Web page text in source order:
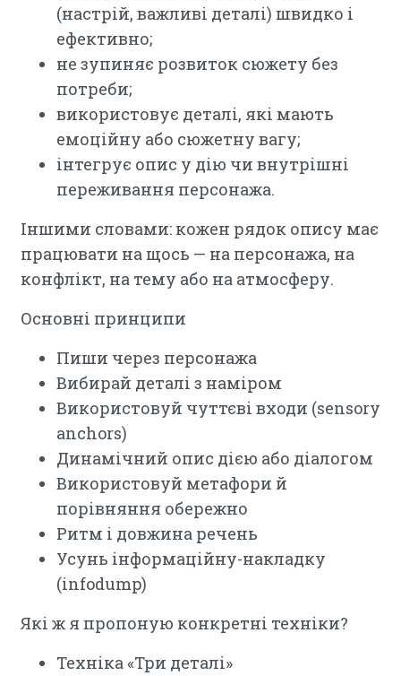
(настрій, важливі деталі) швидко і
ефективно;
не зупиняє розвиток сюжету без
потреби;
використовує деталі, які мають
емоційну або сюжетну вагу;
інтегрує опис у дію чи внутрішні
переживання персонажа.
Іншими словами: кожен рядок опису має
працювати на щось — на персонажа, на
конфлікт, на тему або на атмосферу.
Основні принципи
Пиши через персонажа
Вибирай деталі з наміром
Використовуй чуттєві входи (sensory
anchors)
Динамічний опис дією або діалогом
Використовуй метафори й
порівняння обережно
Ритм і довжина речень
Усунь інформаційну-накладку
(infodump)
Які ж я пропоную конкретні техніки?
Техніка «Три деталі»